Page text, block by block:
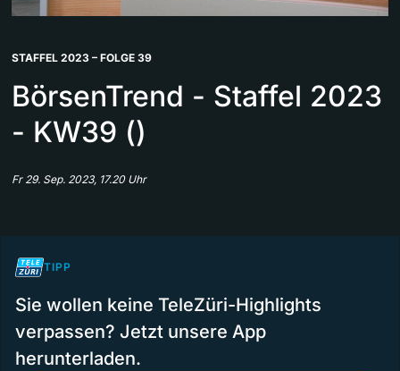
STAFFEL 2023 – FOLGE 39
BörsenTrend - Staffel 2023
- KW39 ()
Fr 29. Sep. 2023, 17.20 Uhr
TIPP
Sie wollen keine TeleZüri-Highlights
verpassen? Jetzt unsere App
herunterladen.